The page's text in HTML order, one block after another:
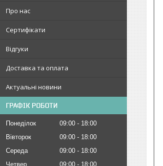
Про нас
Сертифікати
Відгуки
Доставка та оплата
Актуальні новини
ГРАФІК РОБОТИ
Понеділок 09:00
18:00
Вівторок
09:00
18:00
Середа
09:00
18:00
Четвер
09:00
18:00